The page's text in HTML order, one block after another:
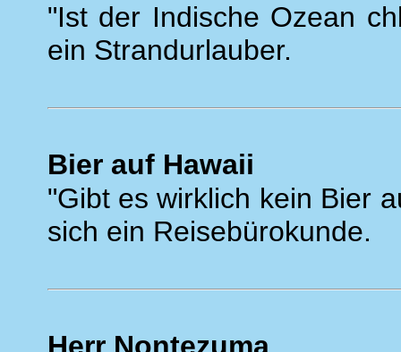
"Ist der Indische Ozean
ein Strandurlauber.
Bier auf Hawaii
"Gibt es wirklich kein Bier
sich ein Reisebürokunde.